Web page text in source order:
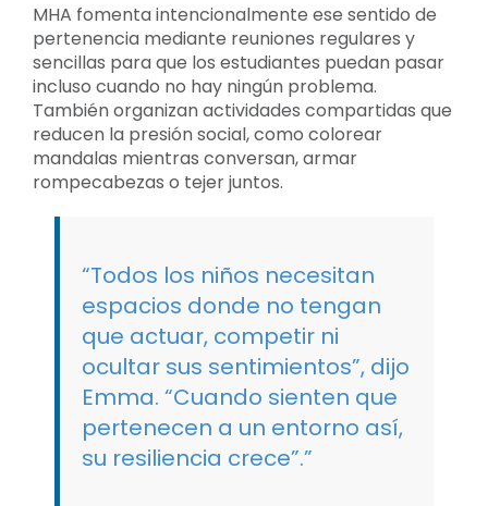
MHA fomenta intencionalmente ese sentido de
pertenencia mediante reuniones regulares y
sencillas para que los estudiantes puedan pasar
incluso cuando no hay ningún problema.
También organizan actividades compartidas que
reducen la presión social, como colorear
mandalas mientras conversan, armar
rompecabezas o tejer juntos.
“Todos los niños necesitan
espacios donde no tengan
que actuar, competir ni
ocultar sus sentimientos”, dijo
Emma. “Cuando sienten que
pertenecen a un entorno así,
su resiliencia crece”.”